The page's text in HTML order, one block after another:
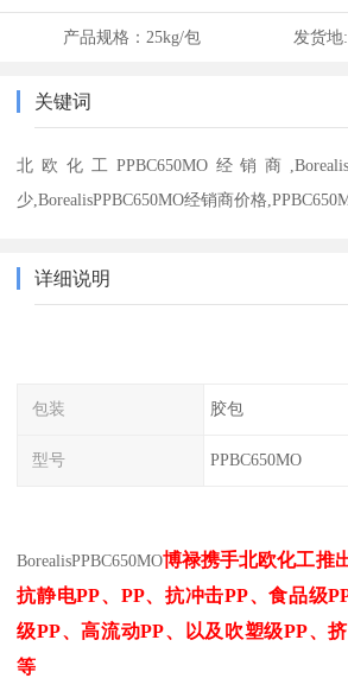
产品规格： 25kg/包 发货地:
关键词
北欧化工PPBC650MO经销商
少,BorealisPPBC650MO经销商价格
详细说明
包装 胶包
型号 PPBC650MO
BorealisPPBC650MO博禄携手北欧化工推
抗静电PP、 PP、抗冲击PP、食品级
级PP、高流动PP、以及吹塑级PP、
等